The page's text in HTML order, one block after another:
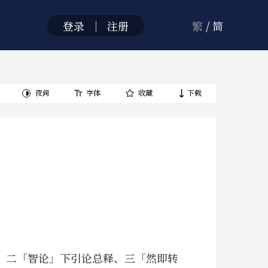
登录 ｜ 注册 繁 /简
夜间 字体 收藏 下载